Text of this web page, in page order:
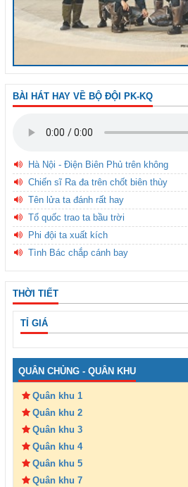
BÀI HÁT HAY VỀ BỘ ĐỘI PK-KQ
Hà Nội - Điện Biên Phủ trên không
Chiến sĩ Ra đa trên chốt biên thùy
Tên lửa ta đánh rất hay
Tổ quốc trao ta bầu trời
Phi đội ta xuất kích
Tình Bác chắp cánh bay
THỜI TIẾT
TỈ GIÁ
QUÂN CHỦNG - QUÂN KHU
Quân khu 1
Quân khu 2
Quân khu 3
Quân khu 4
Quân khu 5
Quân khu 7